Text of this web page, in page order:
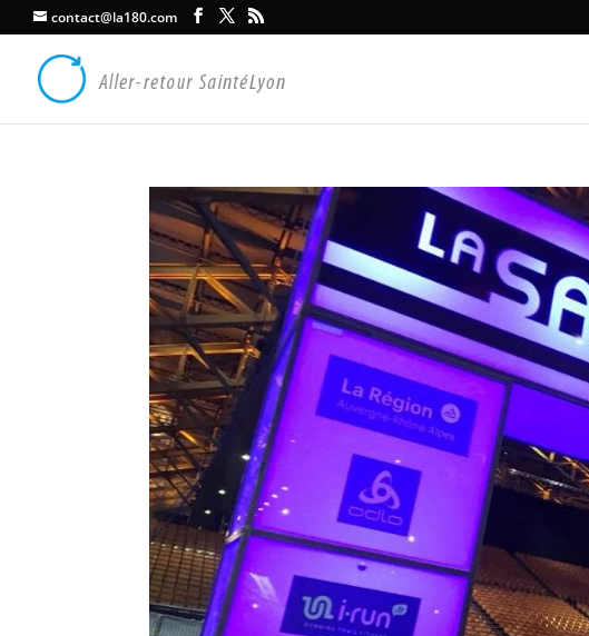
contact@la180.com